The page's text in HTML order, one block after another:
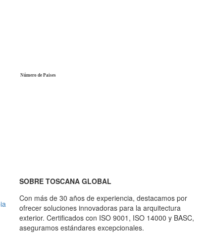
Número de Paises
SOBRE TOSCANA GLOBAL
Con más de 30 años de experiencia, destacamos por
ofrecer soluciones innovadoras para la arquitectura
exterior. Certificados con ISO 9001, ISO 14000 y BASC,
aseguramos estándares excepcionales.